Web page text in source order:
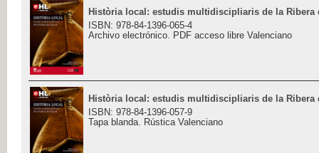
Història local: estudis multidiscipliaris de la Ribera
ISBN: 978-84-1396-065-4
Archivo electrónico. PDF acceso libre Valenciano
Història local: estudis multidiscipliaris de la Ribera
ISBN: 978-84-1396-057-9
Tapa blanda. Rústica Valenciano